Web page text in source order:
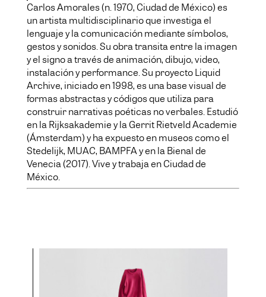
Carlos Amorales (n. 1970, Ciudad de México) es
un artista multidisciplinario que investiga el
lenguaje y la comunicación mediante símbolos,
gestos y sonidos. Su obra transita entre la imagen
y el signo a través de animación, dibujo, video,
instalación y performance. Su proyecto Liquid
Archive, iniciado en 1998, es una base visual de
formas abstractas y códigos que utiliza para
construir narrativas poéticas no verbales. Estudió
en la Rijksakademie y la Gerrit Rietveld Academie
(Ámsterdam) y ha expuesto en museos como el
Stedelijk, MUAC, BAMPFA y en la Bienal de
Venecia (2017). Vive y trabaja en Ciudad de
México.